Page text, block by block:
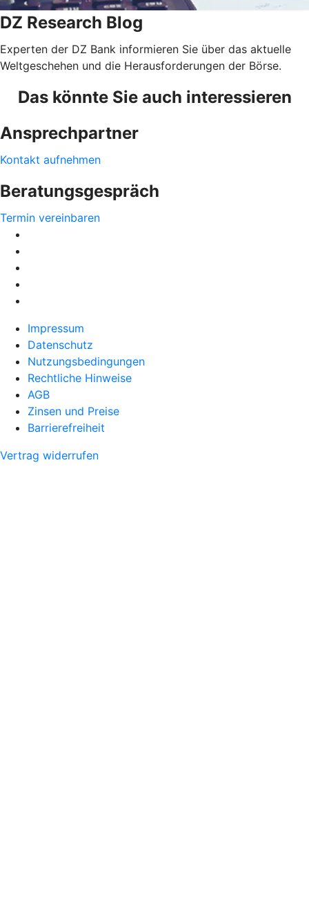
DZ Research Blog
Experten der DZ Bank informieren Sie über das aktuelle
Weltgeschehen und die Herausforderungen der Börse.
Das könnte Sie auch interessieren
Ansprechpartner
Kontakt aufnehmen
Beratungsgespräch
Termin vereinbaren
Impressum
Datenschutz
Nutzungsbedingungen
Rechtliche Hinweise
AGB
Zinsen und Preise
Barrierefreiheit
Vertrag widerrufen